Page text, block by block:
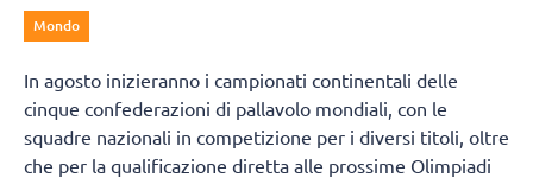
Mondo
In agosto inizieranno i campionati continentali delle
cinque confederazioni di pallavolo mondiali, con le
squadre nazionali in competizione per i diversi titoli, oltre
che per la qualificazione diretta alle prossime Olimpiadi